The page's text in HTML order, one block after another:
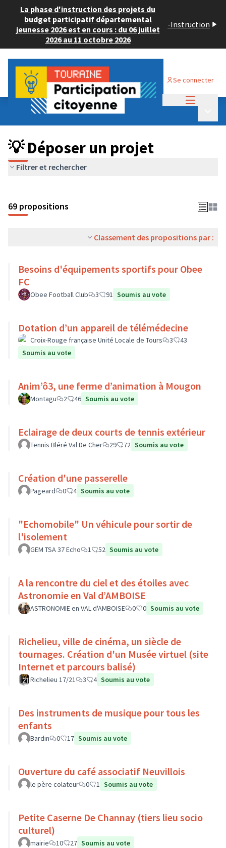
La phase d'instruction des projets du
budget participatif départemental
jeunesse 2026 est en cours : du 06 juillet
2026 au 11 octobre 2026
-Instruction
Se connecter
Budget Participatif ADULTE 2024
💡 Déposer un projet
💡 Déposer un projet
Filtrer et rechercher
69 propositions
Classement des propositions par :
Besoins d'équipements sportifs pour Obee
FC
Obee Football Club 3 91 Soumis au vote
Dotation d’un appareil de télémédecine
Croix-Rouge française Unité Locale de Tours 3
43
Soumis au vote
Anim’ô3, une ferme d’animation à Mougon
Montagu 2 46 Soumis au vote
Eclairage de deux courts de tennis extérieur
Tennis Bléré Val De Cher 29 72 Soumis au vote
Création d'une passerelle
Pageard 0 4 Soumis au vote
"Echomobile" Un véhicule pour sortir de
l'isolement
GEM TSA 37 Echo 1 52 Soumis au vote
A la rencontre du ciel et des étoiles avec
Astronomie en Val d’AMBOISE
ASTRONOMIE en VAL d'AMBOISE 0 0 Soumis au vote
Richelieu, ville de cinéma, un siècle de
tournages. Création d'un Musée virtuel (site
Internet et parcours balisé)
Richelieu 17/21 3 4 Soumis au vote
Des instruments de musique pour tous les
enfants
Bardin 0 17 Soumis au vote
Ouverture du café associatif Neuvillois
le père colateur 0 1 Soumis au vote
Petite Caserne De Channay (tiers lieu socio
culturel)
mairie 10 27 Soumis au vote